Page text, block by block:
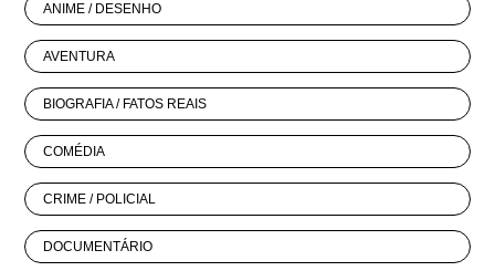
ANIME / DESENHO
AVENTURA
BIOGRAFIA / FATOS REAIS
COMÉDIA
CRIME / POLICIAL
DOCUMENTÁRIO